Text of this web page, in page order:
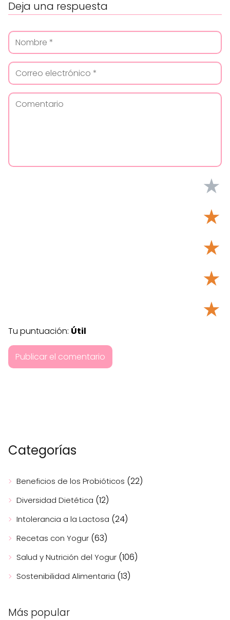
Deja una respuesta
★
★
★
★
★
Tu puntuación: Útil
Categorías
Beneficios de los Probióticos (22)
Diversidad Dietética (12)
Intolerancia a la Lactosa (24)
Recetas con Yogur (63)
Salud y Nutrición del Yogur (106)
Sostenibilidad Alimentaria (13)
Más popular